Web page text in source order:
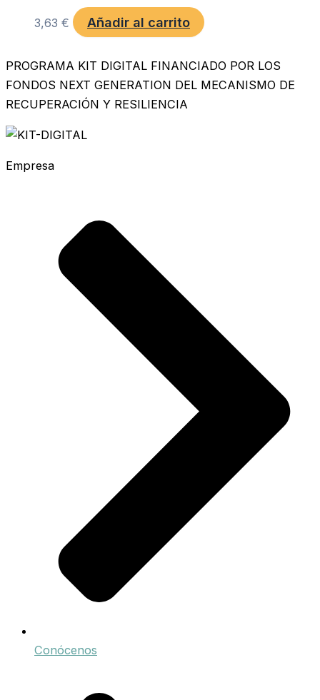
3,63 € Añadir al carrito
PROGRAMA KIT DIGITAL FINANCIADO POR LOS
FONDOS NEXT GENERATION DEL MECANISMO DE
RECUPERACIÓN Y RESILIENCIA
Empresa
Conócenos